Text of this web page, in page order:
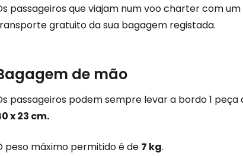
passageiros que viajam num voo charter com
gratuito da sua bagagem registada.
de mão
passageiros podem sempre levar a bordo 1
x 23 cm.
peso máximo permitido é de 7 kg.